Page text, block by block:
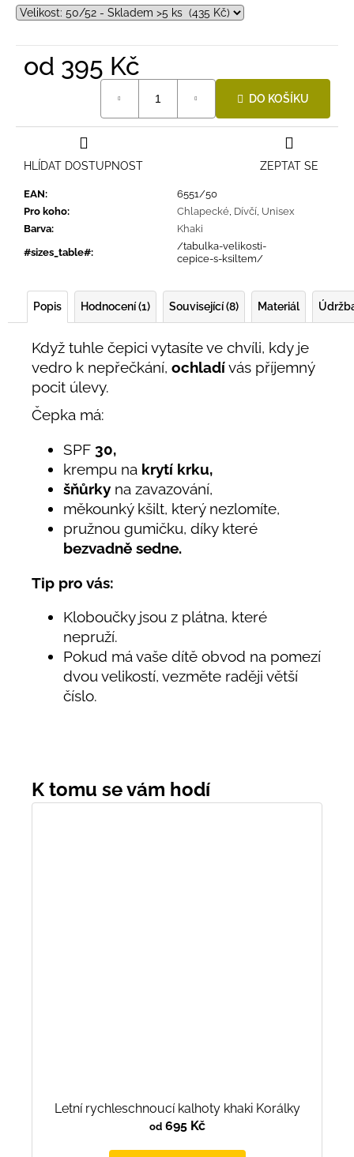
od 395 Kč
DO KOŠÍKU
EAN:
6551/50
Pro koho: Chlapecké, Dívčí, Unisex
Barva:
Khaki
#sizes_table#:
/tabulka-velikosti-
cepice-s-ksiltem/
ZEPTAT SE
HLÍDAT DOSTUPNOST
Popis Hodnocení (1) Související (8) Materiál
Když tuhle čepici vytasíte ve chvíli, kdy je
vedro k nepřečkání, ochladívás příjemný
pocit úlevy.
Čepka má:
SPF 30,
krempu na krytí krku,
šňůrky na zavazování,
měkounký kšilt, který nezlomíte,
pružnou gumičku, díky které
bezvadně sedne.
Tip pro vás:
Kloboučky jsou z plátna, které
nepruží.
Pokud má vaše dítě obvod na pomezí
dvou velikostí, vezměte raději větší
číslo.
Letní rychleschnoucí kalhoty khaki Korálky
od695 Kč